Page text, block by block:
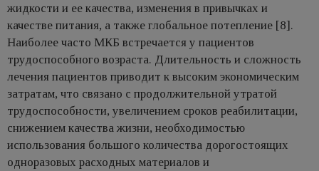
жидкости и ее качества, изменения в привычках и
качестве питания, а также глобальное потепление [8].
Наиболее часто МКБ встречается у пациентов
трудоспособного возраста. Длительность и сложность
лечения пациентов приводит к высоким экономическим
затратам, что связано с продолжительной утратой
трудоспособности, увеличением сроков реабилитации,
снижением качества жизни, необходимостью
использования большого количества дорогостоящих
одноразовых расходных материалов и